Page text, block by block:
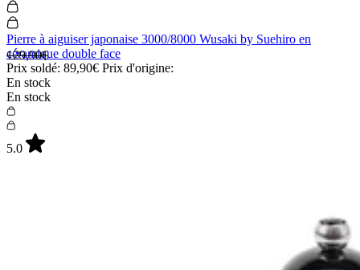
Pierre à aiguiser japonaise 3000/8000 Wusaki by Suehiro en
céramique double face
Prix soldé: 89,90€ Prix d'origine:
129,90€
En stock
En stock
5.0